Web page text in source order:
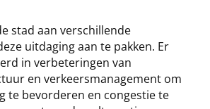
stad aan verschillende
uitdaging aan te pakken. Er
in verbeteringen van
en verkeersmanagement om
te bevorderen en congestie te